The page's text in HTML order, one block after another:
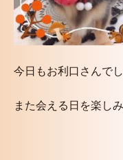
今日もお利口さんで
また会える日を楽し